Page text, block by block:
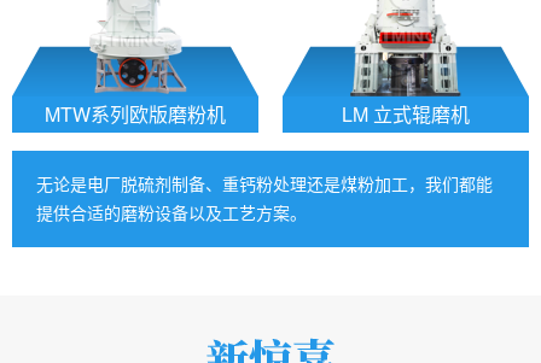
MTW系列欧版磨粉机 LM 立式辊磨机
无论是电厂脱硫剂制备、重钙粉处理还是煤粉加工，我们都能
提供合适的磨粉设备以及工艺方案。